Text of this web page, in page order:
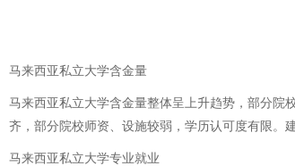
马来西亚私立大学含金量
马来西亚私立大学含金量整体呈上升趋势，部分院
齐，部分院校师资、设施较弱，学历认可度有限。
马来西亚私立大学专业就业